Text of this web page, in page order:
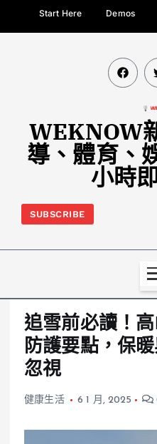
Start Here Demos
WEKNOW
導、體育、
小時
SUBSCRIBE
追雪前必讀！
防護要點，保
忽視
健康生活 6 1 月, 2025